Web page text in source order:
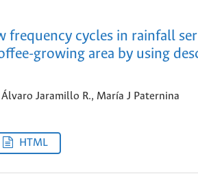
frequency cycles in rainfall
growing area by using
Jaramillo R., María J Paternina
HTML